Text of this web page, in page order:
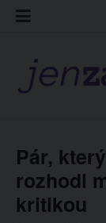
Skip
Pár,
rozhodl
kritikou